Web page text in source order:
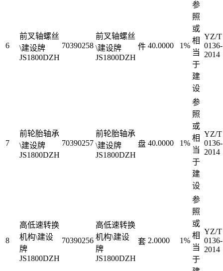
6
前叉轴螺丝
\建设牌
JS1800DZH
70390258
前叉轴螺丝
\建设牌
JS1800DZH
件 40.0000 1%
参
照
或
相
当
于
建
设
YZ/T
0136-
2014
7
前轮胎轴承
\建设牌
JS1800DZH
70390257
前轮胎轴承
\建设牌
JS1800DZH
盘 40.0000 1%
参
照
或
相
当
于
建
设
YZ/T
0136-
2014
8
高低速转换
机构\建设
牌
JS1800DZH
70390256
高低速转换
机构\建设
牌
JS1800DZH
套 2.0000 1%
参
照
或
相
当
于
YZ/T
0136-
2014